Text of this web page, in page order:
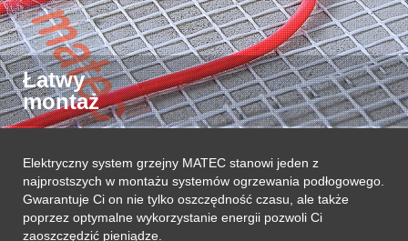
Łatwy
montaż
Elektryczny system grzejny MATEC stanowi jeden z
najprostszych w montażu systemów ogrzewania podłogowego.
Gwarantuje Ci on nie tylko oszczędność czasu, ale także
poprzez optymalne wykorzystanie energii pozwoli Ci
zaoszczędzić pieniądze.